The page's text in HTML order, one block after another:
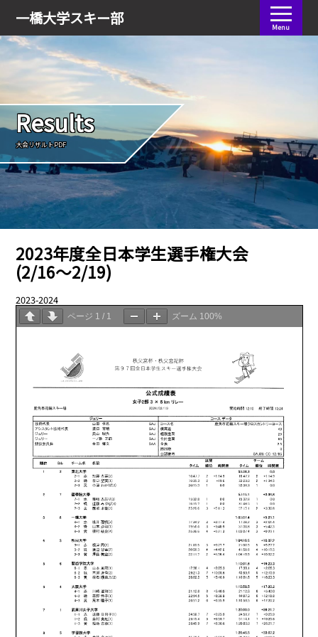
一橋大学スキー部 Menu
会員ログイン
Results
大会リザルトPDF
2023年度全日本学生選手権大会
(2/16〜2/19)
2023-2024
ページ 1 / 1 ズーム 100%